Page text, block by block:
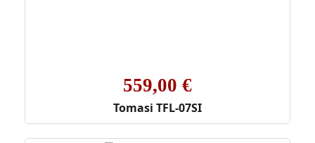
559,00 €
Tomasi TFL-07SI